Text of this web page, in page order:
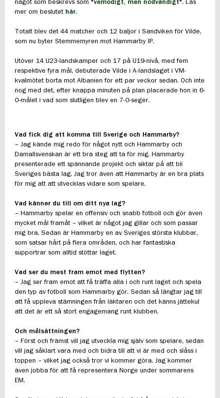
något som beskrevs som "vemodigt, men nödvändigt". Läs
mer om beslutet här.
Totalt blev det 44 matcher och 12 baljor i Sandviken för Vilde,
som nu byter Stemmemyren mot Hammarby IP.
Utöver 14 U23-landskamper och 17 på U19-nivå, med fem
respektive fyra mål, debuterade Vilde i A-landslaget i VM-
kvalmötet borta mot Albanien för ett par veckor sedan. Och inte
nog med det, efter knappa minuten på plan placerade hon in 6-
0-målet i vad som slutligen blev en 7-0-seger.
Vad fick dig att komma till Sverige och Hammarby?
– Jag kände mig redo för något nytt och Hammarby och
Damallsvenskan är ett bra steg att ta för mig. Hammarby
presenterade ett spännande projekt och siktar på att bli
Sveriges bästa lag. Jag tror även att Hammarby är en bra plats
för mig att att utvecklas vidare som spelare.
Vad känner du till om ditt nya lag?
– Hammarby spelar en offensiv och snabb fotboll och gör även
mycket mål framåt – vilket är något jag gillar och som passar
mig bra. Sedan är Hammarby en av Sveriges största klubbar,
som satsar hårt på flera områden, och har fantastiska
supportrar som alltid stöttar laget.
Vad ser du mest fram emot med flytten?
– Jag ser fram emot att få träffa alla i och runt laget och spela
den typ av fotboll som Hammarby gör. Sedan så längtar jag till
att få uppleva stämningen från läktaren och det känns jättekul
att det är ett så stort engagemang runt klubben.
Och målsättningen?
– Först och främst vill jag utveckla mig själv som spelare, sedan
vill jag såklart vara med och bidra till att vi är med och slåss i
toppen – vilket jag också tror vi kommer göra. Jag kommer
även jobba för att få representera Norge under sommarens
EM.